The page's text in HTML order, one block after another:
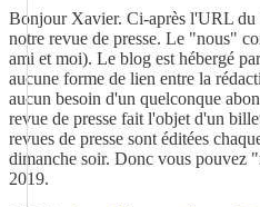
Bonjour Xavier. Ci-après l'URL du
notre revue de presse. Le "nous"
ami et moi). Le blog est hébergé
aucune forme de lien entre la
aucun besoin d'un quelconque
revue de presse fait l'objet d'un
revues de presse sont éditées
dimanche soir. Donc vous pouvez
2019.